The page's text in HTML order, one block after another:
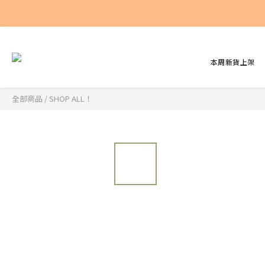
本周新貨上架
全部商品 /SHOP ALL！